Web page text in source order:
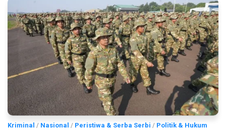
Kriminal / Nasional / Peristiwa & Serba Serbi / Politik & Hukum